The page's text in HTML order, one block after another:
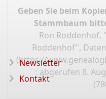
Geben Sie beim
Stammbaum
Ron Roddenhof,
Roddenhof",
(https://
: abgerufen 8.
Newsletter
Kontakt